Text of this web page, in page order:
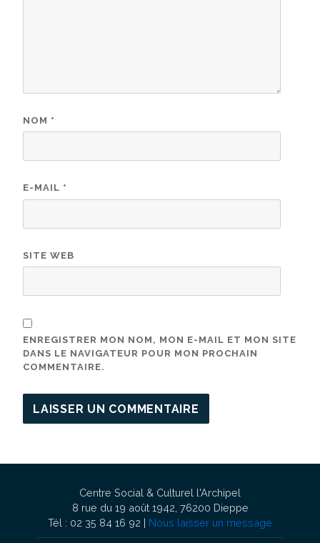
NOM *
E-MAIL *
SITE WEB
ENREGISTRER MON NOM, MON E-MAIL ET MON SITE
DANS LE NAVIGATEUR POUR MON PROCHAIN
COMMENTAIRE.
Centre Social & Culturel l'Archipel
8 rue du 19 août 1942, 76200 Dieppe
Tél : 02 35 84 16 92 | Nous laisser un message